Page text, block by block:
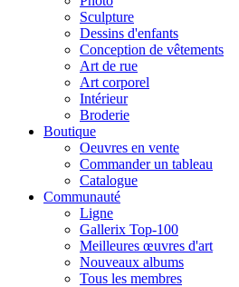
Sculpture
Dessins d'enfants
Conception de vêtements
Art de rue
Art corporel
Intérieur
Broderie
Boutique
Oeuvres en vente
Commander un tableau
Catalogue
Communauté
Ligne
Gallerix Top-100
Meilleures œuvres d'art
Nouveaux albums
Tous les membres